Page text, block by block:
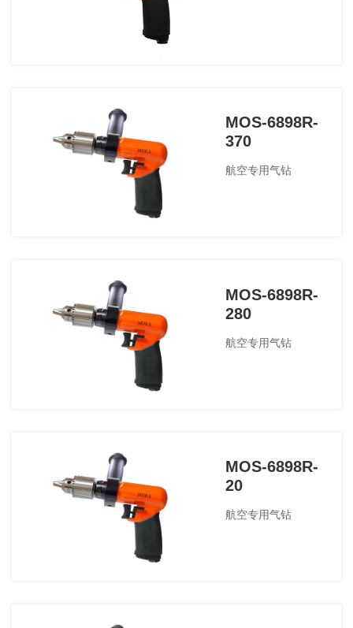
MOS-6898R-
370
航空专用气钻
MOS-6898R-
280
航空专用气钻
MOS-6898R-
20
航空专用气钻